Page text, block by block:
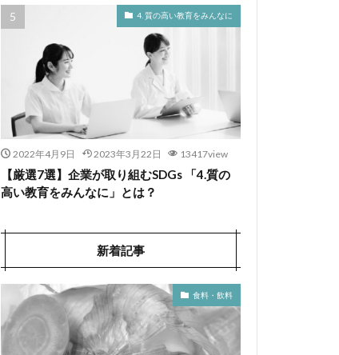
4. 質の高い教育をみんなに
2022年4月9日 2023年3月22日 13417view
【厳選7選】企業が取り組むSDGs 「4.質の
高い教育をみんなに」とは？
新着記事
食料・飲料